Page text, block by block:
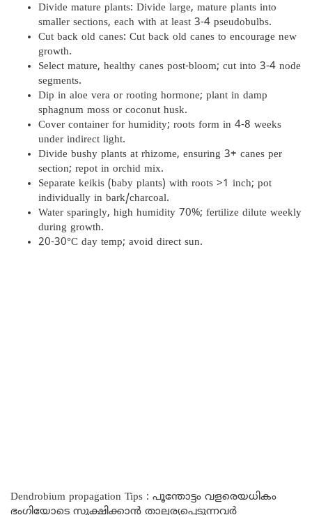
Divide mature plants: Divide large, mature plants into
smaller sections, each with at least 3-4 pseudobulbs.
Cut back old canes: Cut back old canes to encourage new
growth.
Select mature, healthy canes post-bloom; cut into 3-4 node
segments.
Dip in aloe vera or rooting hormone; plant in damp
sphagnum moss or coconut husk.
Cover container for humidity; roots form in 4-8 weeks
under indirect light.
Divide bushy plants at rhizome, ensuring 3+ canes per
section; repot in orchid mix.
Separate keikis (baby plants) with roots >1 inch; pot
individually in bark/charcoal.
Water sparingly, high humidity 70%; fertilize dilute weekly
during growth.
20-30°C day temp; avoid direct sun.
Dendrobium propagation Tips : പൂന്തോട്ടം വളരെയധികം
ഭംഗിയോടെ സൂക്ഷിക്കാൻ താല്പര്യപ്പെടുന്നവർ